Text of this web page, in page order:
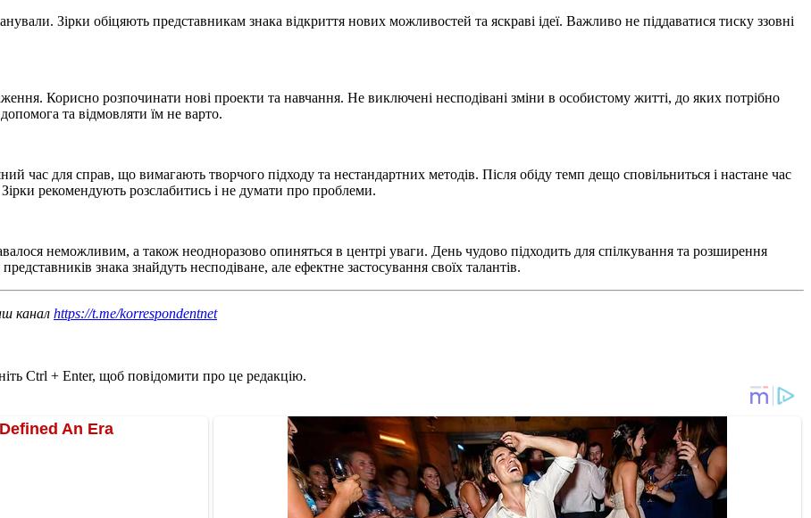
Зірки обіцяють представникам знака відкриття нових можливостей та яскраві ідеї. Важливо не піддаватися тиску ззовні
Корисно розпочинати нові проекти та навчання. Не виключені несподівані зміни в особистому житті, до яких потрібно
та відмовляти їм не варто.
час для справ, що вимагають творчого підходу та нестандартних методів. Після обіду темп дещо сповільниться і настане час
рекомендують розслабитись і не думати про проблеми.
неможливим, а також неодноразово опиняться в центрі уваги. День чудово підходить для спілкування та розширення
знака знайдуть несподіване, але ефектне застосування своїх талантів.
канал https://t.me/korrespondentnet
Ctrl + Enter, щоб повідомити про це редакцію.